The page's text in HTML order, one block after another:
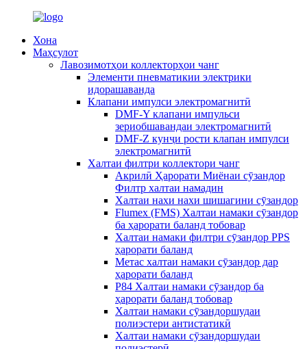
Хона
Маҳсулот
Лавозимотҳои коллекторҳои чанг
Элементи пневматикии электрики
идорашаванда
Клапани импулси электромагнитӣ
DMF-Y клапани импульси
зериобшавандаи электромагнитӣ
DMF-Z кунҷи рости клапан импулси
электромагнитӣ
Халтаи филтри коллектори чанг
Акрилӣ Ҳарорати Миёнаи сӯзандор
Филтр халтаи намадин
Халтаи нахи нахи шишагини сӯзандор
Flumex (FMS) Халтаи намаки сӯзандор
ба ҳарорати баланд тобовар
Халтаи намаки филтри сӯзандор PPS
ҳарорати баланд
Метас халтаи намаки сӯзандор дар
ҳарорати баланд
P84 Халтаи намаки сӯзандор ба
ҳарорати баланд тобовар
Халтаи намаки сӯзандоршудаи
полиэстери антистатикӣ
Халтаи намаки сӯзандоршудаи